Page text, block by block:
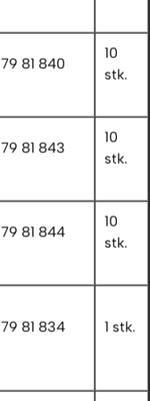
79 81 840
10
stk.
79 81 843
10
stk.
79 81 844
10
stk.
79 81 834 1 stk.